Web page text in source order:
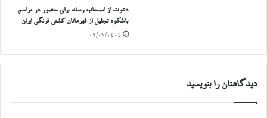
دعوت از اصحاب رسانه برای حضور در مراسم
باشکوه تجلیل از قهرمانان کشتی فرنگی ایران
۰۲/۰۷/۱۴۰۴
دیدگاهتان را بنویسید